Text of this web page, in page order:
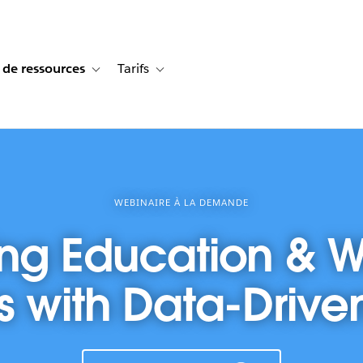
de cas for Solutions
ressources Toggle sub-navigation for Centre de ressources
Tarifs Toggle sub-navigation for Tarifs
WEBINAIRE À LA DEMANDE
Education &
with Data-